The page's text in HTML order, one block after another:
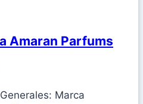
Amaran Parfums
Marca